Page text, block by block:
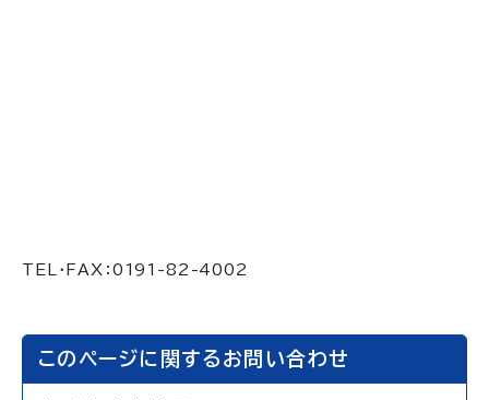
TEL・FAX：0191-82-4002
このページに関するお問い合わせ